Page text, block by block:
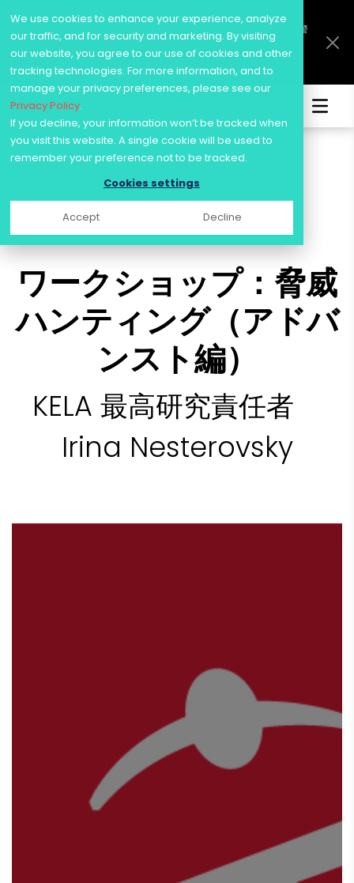
We use cookies to enhance your experience, analyze
our traffic, and for security and marketing. By visiting
our website, you agree to our use of cookies and other
tracking technologies. For more information, and to
manage your privacy preferences, please see our
Privacy Policy.
If you decline, your information won’t be tracked when
you visit this website. A single cookie will be used to
remember your preference not to be tracked.
Cookies settings
Accept Decline
Skip
to
content
訴訟にも発展！？生成AIがもたらす“新たなサイバー脅威”に対抗する
には―― IT先進国イスラエルのセキュリティ企業「KELA」が鳴らす警
詳細
WhatsApp
TwitterFacebook
Share
ワークショップ：脅威
ハンティング（アドバ
ンスト編）
KELA 最高研究責任者
Irina Nesterovsky